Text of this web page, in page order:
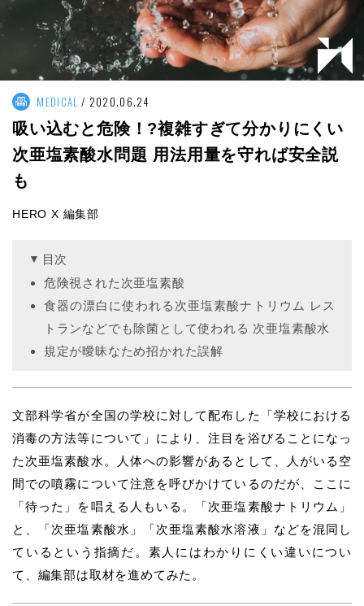
MEDICAL 2020.06.24
吸い込むと危険！?複雑すぎて分かりにくい
次亜塩素酸水問題 用法用量を守れば安全説
も
HERO X 編集部
目次
危険視された次亜塩素酸
食器の漂白に使われる次亜塩素酸ナトリウム レス
トランなどでも除菌として使われる 次亜塩素酸水
規定が曖昧なため招かれた誤解
文部科学省が全国の学校に対して配布した「学校における
消毒の方法等について」により、注目を浴びることになっ
た次亜塩素酸水。人体への影響があるとして、人がいる空
間での噴霧について注意を呼びかけているのだが、ここに
「待った」を唱える人もいる。「次亜塩素酸ナトリウム」
と、「次亜塩素酸水」「次亜塩素酸水溶液」などを混同し
ているという指摘だ。素人にはわかりにくい違いについ
て、編集部は取材を進めてみた。